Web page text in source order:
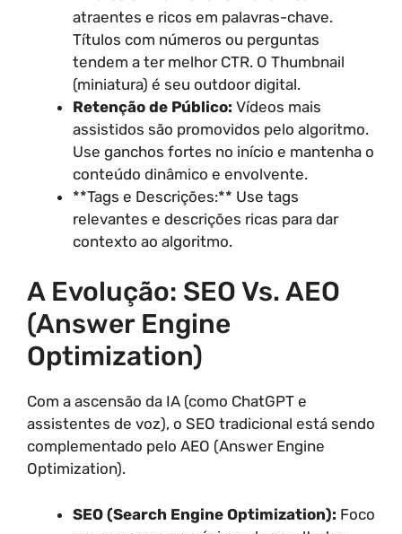
atraentes e ricos em palavras-chave.
Títulos com números ou perguntas
tendem a ter melhor CTR. O Thumbnail
(miniatura) é seu outdoor digital.
Retenção de Público: Vídeos mais
assistidos são promovidos pelo algoritmo.
Use ganchos fortes no início e mantenha o
conteúdo dinâmico e envolvente.
**Tags e Descrições:** Use tags
relevantes e descrições ricas para dar
contexto ao algoritmo.
A Evolução: SEO Vs. AEO
(Answer Engine
Optimization)
Com a ascensão da IA (como ChatGPT e
assistentes de voz), o SEO tradicional está sendo
complementado pelo AEO (Answer Engine
Optimization).
SEO (Search Engine Optimization): Foco